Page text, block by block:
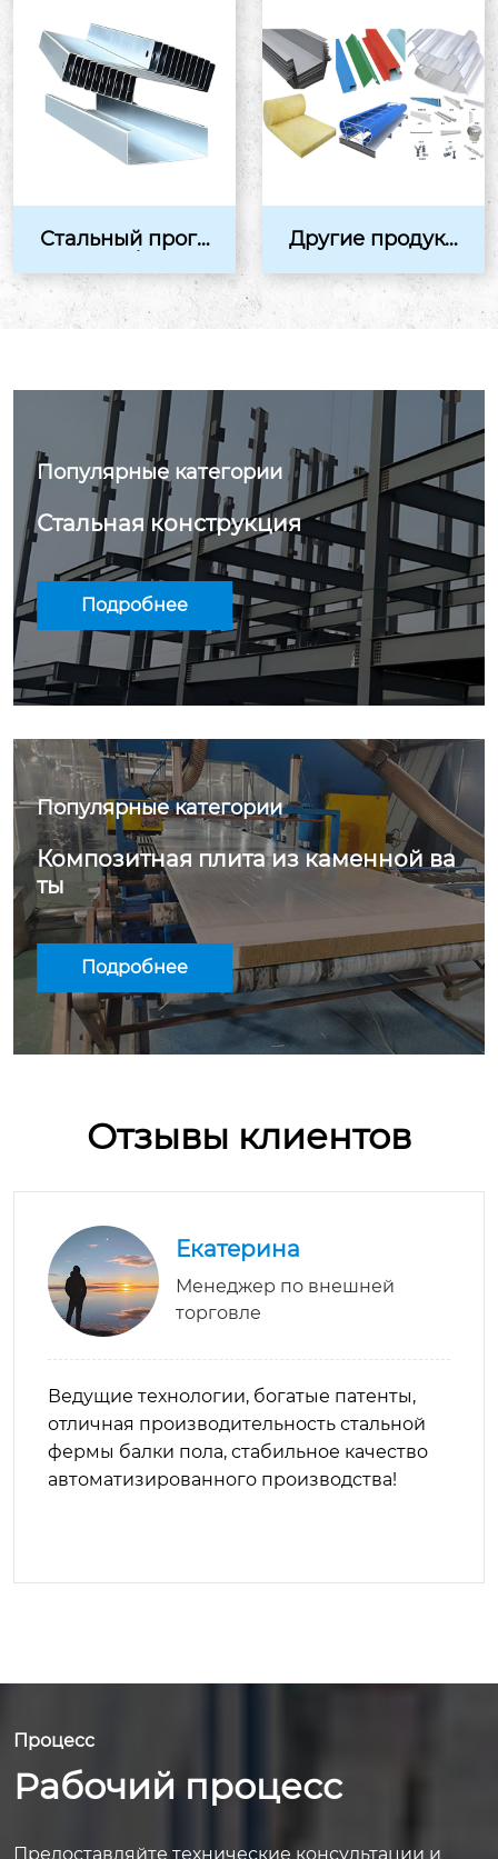
Стальный прого
Другие продукц
Популярные категории
Стальная конструкция
Подробнее
Популярные категории
Композитная плита из каменной ва
ты
Подробнее
Отзывы клиентов
Екатерина
Менеджер по внешней
торговле
Ведущие технологии, богатые патенты,
отличная производительность стальной
фермы балки пола, стабильное качество
автоматизированного производства!
Процесс
Рабочий процесс
Предоставляйте технические консультации и